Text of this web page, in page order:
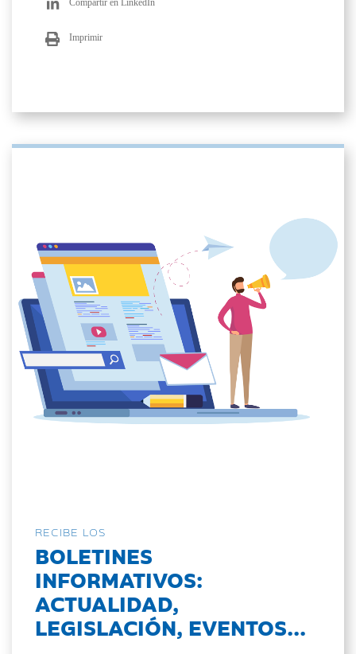
Compartir en LinkedIn
Imprimir
RECIBE LOS
BOLETINES
INFORMATIVOS:
ACTUALIDAD,
LEGISLACIÓN, EVENTOS...